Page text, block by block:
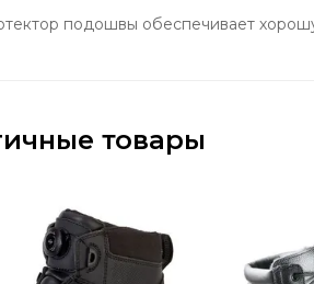
подошвы обеспечивает
товары